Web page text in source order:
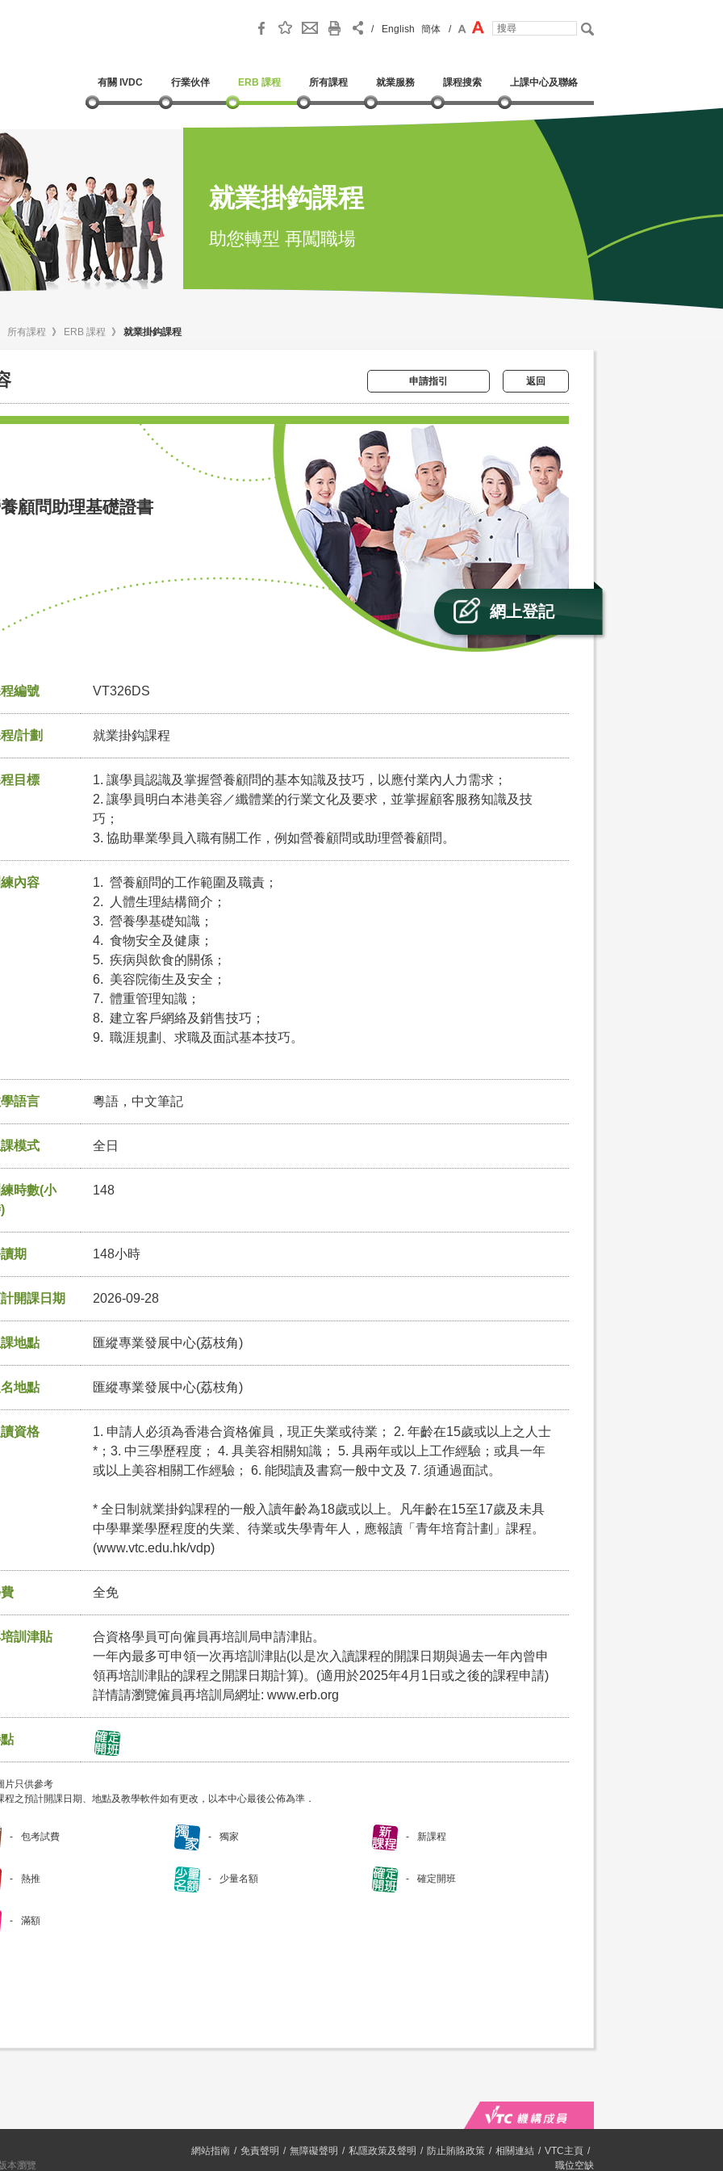
/ English 簡体 /
有關 IVDC 行業伙伴 ERB 課程 所有課程 就業服務 課程搜索 上課中心及聯絡
就業掛鈎課程
助您轉型 再闖職場
所有課程 》 ERB 課程 》 就業掛鈎課程
申請指引 返回
顧問助理基礎證書
網上登記
編號 VT326DS
/計劃 就業掛鈎課程
目標
1. 讓學員認識及掌握營養顧問的基本知識及技巧，以應付業內人力需求；
2. 讓學員明白本港美容／纖體業的行業文化及要求，並掌握顧客服務知識及技
巧；
3. 協助畢業學員入職有關工作，例如營養顧問或助理營養顧問。
內容
1. 營養顧問的工作範圍及職責；
2. 人體生理結構簡介；
3. 營養學基礎知識；
4. 食物安全及健康；
5. 疾病與飲食的關係；
6. 美容院衞生及安全；
7. 體重管理知識；
8. 建立客戶網絡及銷售技巧；
9. 職涯規劃、求職及面試基本技巧。
語言 粵語，中文筆記
模式 全日
時數(小
148
期 148小時
開課日期 2026-09-28
地點 匯縱專業發展中心(荔枝角)
地點 匯縱專業發展中心(荔枝角)
資格
1. 申請人必須為香港合資格僱員，現正失業或待業； 2. 年齡在15歲或以上之人士
*；3. 中三學歷程度； 4. 具美容相關知識； 5. 具兩年或以上工作經驗；或具一年
或以上美容相關工作經驗； 6. 能閱讀及書寫一般中文及 7. 須通過面試。
* 全日制就業掛鈎課程的一般入讀年齡為18歲或以上。凡年齡在15至17歲及未具
中學畢業學歷程度的失業、待業或失學青年人，應報讀「青年培育計劃」課程。
(www.vtc.edu.hk/vdp)
全免
訓津貼
合資格學員可向僱員再培訓局申請津貼。
一年內最多可申領一次再培訓津貼(以是次入讀課程的開課日期與過去一年內曾申
領再培訓津貼的課程之開課日期計算)。(適用於2025年4月1日或之後的課程申請)
詳情請瀏覽僱員再培訓局網址: www.erb.org
片只供參考
程之預計開課日期、地點及教學軟件如有更改，以本中心最後公佈為準．
包考試費 獨家 新課程
熱推 少量名額 確定開班
滿額
網站指南 免責聲明 無障礙聲明 私隱政策及聲明 防止賄賂政策 相關連結
VTC主頁
職位空缺
本瀏覽